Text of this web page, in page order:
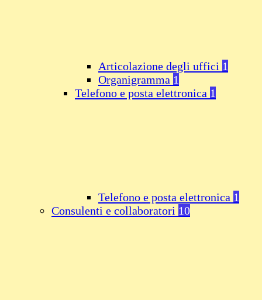
Articolazione degli uffici 1
Organigramma 1
Telefono e posta elettronica 1
Telefono e posta elettronica 1
Consulenti e collaboratori 10